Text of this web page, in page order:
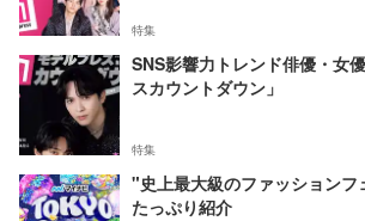
特集
SNS影響力トレンド俳優・女
スカウントダウン」
特集
"史上最大級のファッション
たっぷり紹介